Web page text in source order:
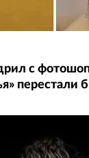
с
перестали